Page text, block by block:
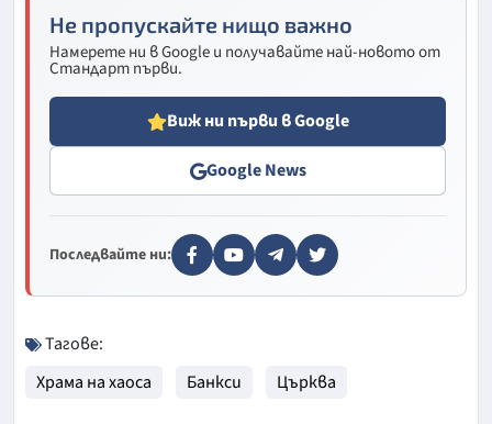
Не пропускайте нищо важно
Намерете ни в Google и получавайте най-новото от
Стандарт първи.
Виж ни първи в Google
Google News
Последвайте ни:
Тагове:
Храма на хаоса
Банкси Църква